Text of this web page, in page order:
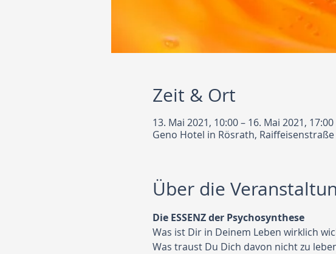
Zeit & Ort
13. Mai 2021, 10:00 – 16. Mai 2021, 17:00
Geno Hotel in Rösrath,
Über die
Die ESSENZ der Psychosynthese
Was ist Dir in Deinem Leben wirklich
Was traust Du Dich davon nicht zu